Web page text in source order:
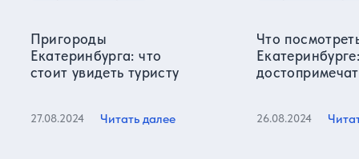
Пригороды
Екатеринбурга: что
стоит увидеть туристу
27.08.2024 Читать далее
Что
26.08.2024